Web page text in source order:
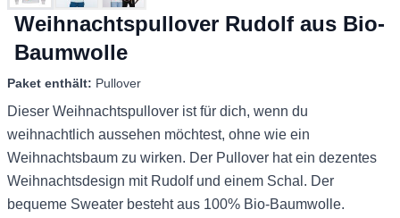
Weihnachtspullover Rudolf aus Bio-
Baumwolle
Paket enthält: Pullover
Dieser Weihnachtspullover ist für dich, wenn du
weihnachtlich aussehen möchtest, ohne wie ein
Weihnachtsbaum zu wirken. Der Pullover hat ein dezentes
Weihnachtsdesign mit Rudolf und einem Schal. Der
bequeme Sweater besteht aus 100% Bio-Baumwolle.